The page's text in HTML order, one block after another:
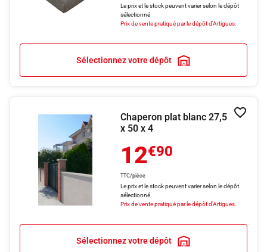
Le prix et le stock peuvent varier selon le dépôt
sélectionné
Prix de vente pratiqué par le dépôt d'Artigues.
Sélectionnez votre dépôt
Chaperon plat blanc 27,5
x 50 x 4
12€90
TTC/pièce
Le prix et le stock peuvent varier selon le dépôt
sélectionné
Prix de vente pratiqué par le dépôt d'Artigues.
Sélectionnez votre dépôt